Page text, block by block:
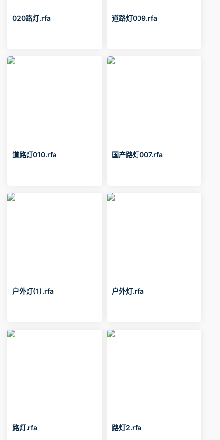
020路灯.rfa 道路灯009.rfa
道路灯010.rfa 国产路灯007.rfa
户外灯(1).rfa 户外灯.rfa
路灯.rfa 路灯2.rfa